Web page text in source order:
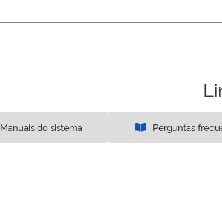
Manuais do sistema Perguntas